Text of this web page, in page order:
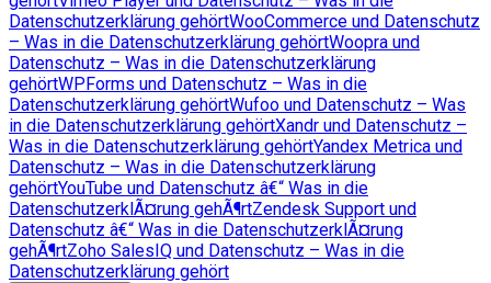
Datenschutzerklärung gehörtWooCommerce und Datenschutz
– Was in die Datenschutzerklärung gehörtWoopra und
Datenschutz – Was in die Datenschutzerklärung
gehörtWPForms und Datenschutz – Was in die
Datenschutzerklärung gehörtWufoo und Datenschutz – Was
in die Datenschutzerklärung gehörtXandr und Datenschutz –
Was in die Datenschutzerklärung gehörtYandex Metrica und
Datenschutz – Was in die Datenschutzerklärung
gehörtYouTube und Datenschutz â€“ Was in die
DatenschutzerklÃ¤rung gehÃ¶rtZendesk Support und
Datenschutz â€“ Was in die DatenschutzerklÃ¤rung
gehÃ¶rtZoho SalesIQ und Datenschutz – Was in die
Datenschutzerklärung gehört